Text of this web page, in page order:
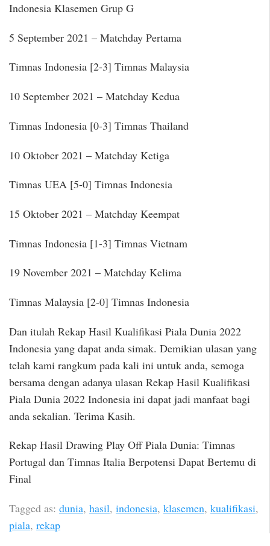
Indonesia Klasemen Grup G
5 September 2021 – Matchday Pertama
Timnas Indonesia [2-3] Timnas Malaysia
10 September 2021 – Matchday Kedua
Timnas Indonesia [0-3] Timnas Thailand
10 Oktober 2021 – Matchday Ketiga
Timnas UEA [5-0] Timnas Indonesia
15 Oktober 2021 – Matchday Keempat
Timnas Indonesia [1-3] Timnas Vietnam
19 November 2021 – Matchday Kelima
Timnas Malaysia [2-0] Timnas Indonesia
Dan itulah Rekap Hasil Kualifikasi Piala Dunia 2022
Indonesia yang dapat anda simak. Demikian ulasan yang
telah kami rangkum pada kali ini untuk anda, semoga
bersama dengan adanya ulasan Rekap Hasil Kualifikasi
Piala Dunia 2022 Indonesia ini dapat jadi manfaat bagi
anda sekalian. Terima Kasih.
Rekap Hasil Drawing Play Off Piala Dunia: Timnas
Portugal dan Timnas Italia Berpotensi Dapat Bertemu di
Final
Tagged as: dunia, hasil, indonesia, klasemen, kualifikasi,
piala, rekap